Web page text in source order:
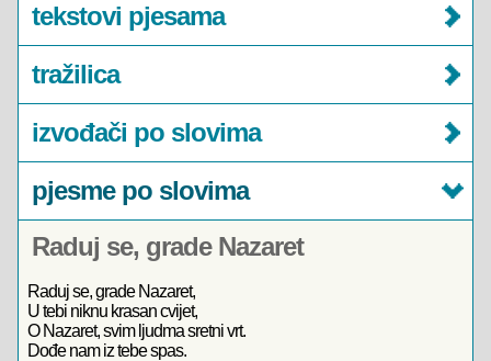
tekstovi pjesama
tražilica
izvođači po slovima
pjesme po slovima
Raduj se, grade Nazaret
Raduj se, grade Nazaret,
U tebi niknu krasan cvijet,
O Nazaret, svim ljudma sretni vrt.
Dođe nam iz tebe spas.